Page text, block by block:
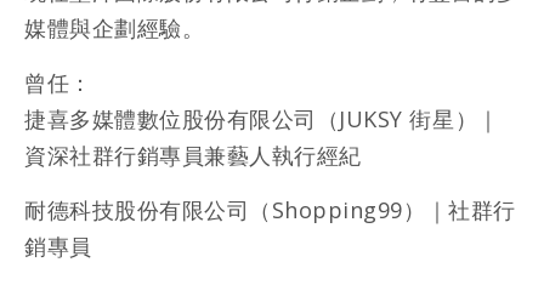
媒體與企劃經驗。
曾任：
捷喜多媒體數位股份有限公司（JUKSY 街星）｜
資深社群行銷專員兼藝人執行經紀
耐德科技股份有限公司（Shopping99）｜社群行
銷專員